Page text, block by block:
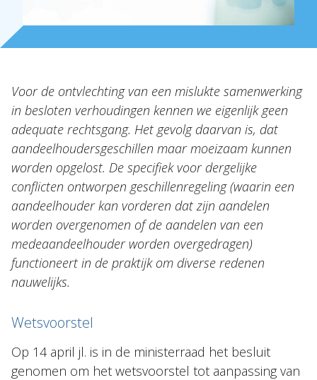
Nieuws
Voor de ontvlechting van een mislukte samenwerking
in besloten verhoudingen kennen we eigenlijk geen
adequate rechtsgang. Het gevolg daarvan is, dat
aandeelhoudersgeschillen maar moeizaam kunnen
worden opgelost. De specifiek voor dergelijke
conflicten ontworpen geschillenregeling (waarin een
aandeelhouder kan vorderen dat zijn aandelen
worden overgenomen of de aandelen van een
medeaandeelhouder worden overgedragen)
functioneert in de praktijk om diverse redenen
nauwelijks.
Wetsvoorstel
Op 14 april jl. is in de ministerraad het besluit
genomen om het wetsvoorstel tot aanpassing van